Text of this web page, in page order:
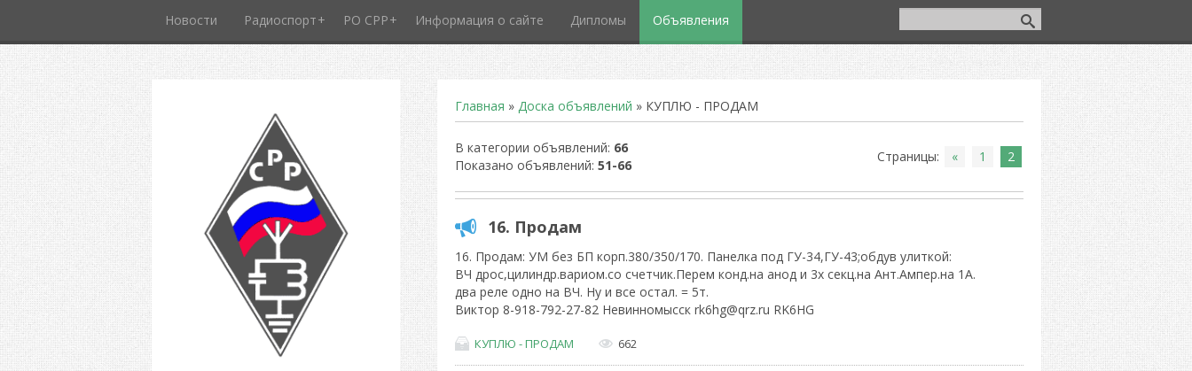
Новости Радиоспорт РО СРР Информация о сайте Дипломы Объявления
Регистрация | Вход
Главная » Доска объявлений » КУПЛЮ - ПРОДАМ
В категории объявлений: 66
Показано объявлений: 51-66
Страницы: « 1 2
16. Продам
16. Продам: УМ без БП корп.380/350/170. Панелка под ГУ-34,ГУ-43;обдув улиткой:
ВЧ дрос,цилиндр.вариом.со счетчик.Перем конд.на анод и 3х секц.на Ант.Ампер.на 1А.
два реле одно на ВЧ. Ну и все остал. = 5т.
Виктор 8-918-792-27-82 Невинномысск rk6hg@qrz.ru RK6HG
КУПЛЮ - ПРОДАМ 662